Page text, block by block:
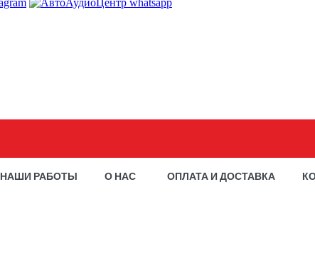
НАШИ РАБОТЫ О НАС ОПЛАТА И ДОСТАВКА